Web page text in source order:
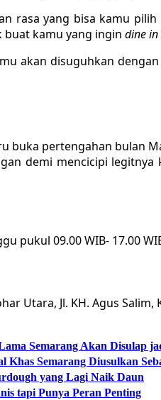
rasa yang bisa kamu
buat kamu yang ingin dinein
akan disuguhkan
buka pertengahan bulan
demi mencicipi
pukul 09.00 WIB- 17.00
Utara, Jl. KH. Agus
Semarang Akan Disulap
Khas Semarang Diusulkan
yang Lagi Naik Daun
tapi Punya Peran Penting